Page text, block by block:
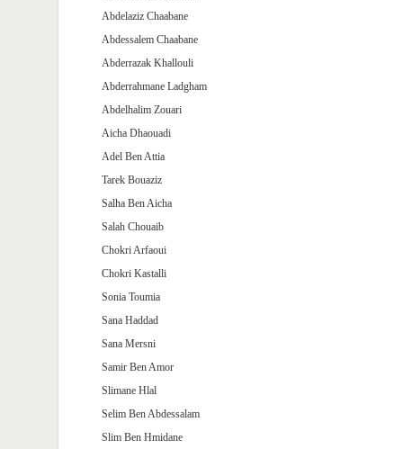
Abdelaziz Chaabane
Abdessalem Chaabane
Abderrazak Khallouli
Abderrahmane Ladgham
Abdelhalim Zouari
Aicha Dhaouadi
Adel Ben Attia
Tarek Bouaziz
Salha Ben Aicha
Salah Chouaib
Chokri Arfaoui
Chokri Kastalli
Sonia Toumia
Sana Haddad
Sana Mersni
Samir Ben Amor
Slimane Hlal
Selim Ben Abdessalam
Slim Ben Hmidane